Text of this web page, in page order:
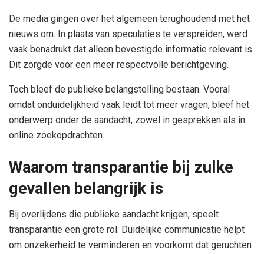
De media gingen over het algemeen terughoudend met het
nieuws om. In plaats van speculaties te verspreiden, werd
vaak benadrukt dat alleen bevestigde informatie relevant is.
Dit zorgde voor een meer respectvolle berichtgeving.
Toch bleef de publieke belangstelling bestaan. Vooral
omdat onduidelijkheid vaak leidt tot meer vragen, bleef het
onderwerp onder de aandacht, zowel in gesprekken als in
online zoekopdrachten.
Waarom transparantie bij zulke
gevallen belangrijk is
Bij overlijdens die publieke aandacht krijgen, speelt
transparantie een grote rol. Duidelijke communicatie helpt
om onzekerheid te verminderen en voorkomt dat geruchten